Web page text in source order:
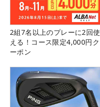
2組7名以上のプレーに2回使
える！コース限定4,000円ク
ーポン